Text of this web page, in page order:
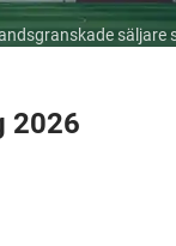
säljare
2026